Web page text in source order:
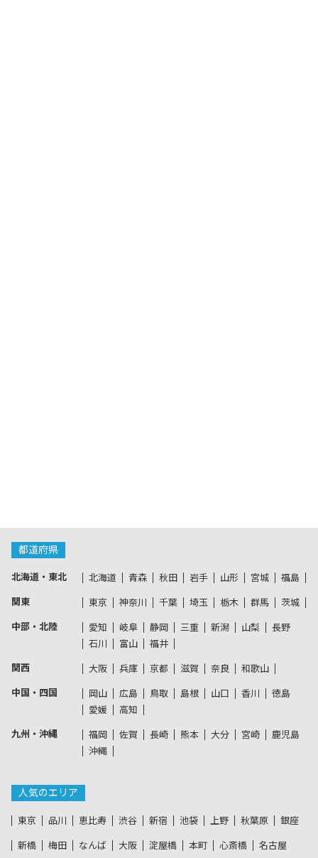
都道府県
北海道・東北 北海道 青森 秋田 岩手 山形 宮城 福島
関東 東京 神奈川 千葉 埼玉 栃木 群馬 茨城
中部・北陸 愛知 岐阜 静岡 三重 新潟 山梨
長野
石川
富山 福井
関西 大阪 兵庫 京都 滋賀 奈良 和歌山
中国・四国 岡山 広島 鳥取 島根 山口 香川
徳島
愛媛
高知
九州・沖縄 福岡 佐賀 長崎 熊本 大分 宮崎
鹿児島
沖縄
人気のエリア
東京 品川 恵比寿 渋谷 新宿 池袋 上野 秋葉原 銀座
新橋 梅田 なんば 大阪 淀屋橋 本町 心斎橋 名古屋